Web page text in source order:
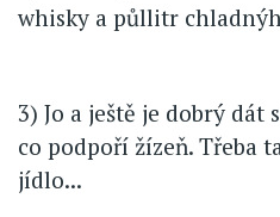
whisky a půllitr
3) Jo a ještě je dobrý
co podpoří žízeň. Třeba
jídlo...